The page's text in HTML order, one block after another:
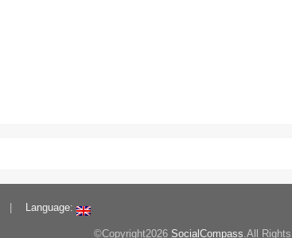
Language:
©Copyright2026 SocialCompass.All